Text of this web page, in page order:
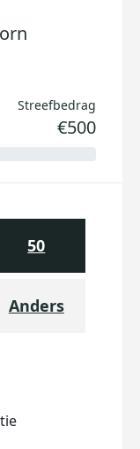
Streefbedrag
€500
50
Anders